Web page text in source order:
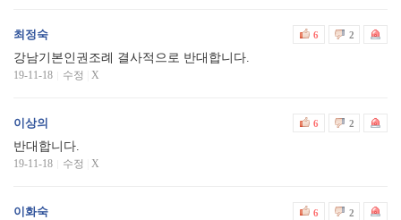
최정숙 6 2
강남기본인권조례 결사적으로 반대합니다.
19-11-18 수정 X
이상의 6 2
반대합니다.
19-11-18 수정 X
이화숙 6 2